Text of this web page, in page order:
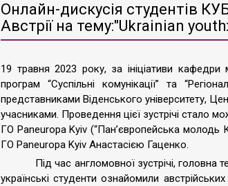
Онлайн-дискусія студентів
Австрії на тему:"Ukrainian
19 травня 2023 року, за ініціативи кафедри
програм “Суспільні комунікації” та
представниками Віденського університету,
учасниками. Проведення цієї зустрічі стало
ГО Paneuropa Kyiv (“Пан’європейська молодь
ГО Paneuropa Kyiv Анастасією Гаценко.
Під час англомовної зустрічі, головна
українські студенти ознайомили